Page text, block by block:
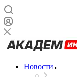
Новости